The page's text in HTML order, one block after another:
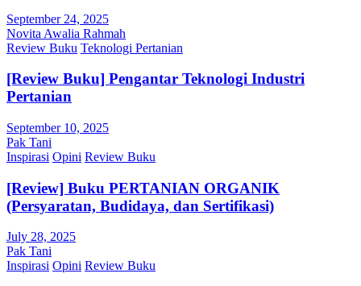
September 24, 2025
Novita Awalia Rahmah
Review Buku Teknologi Pertanian
[Review Buku] Pengantar Teknologi Industri
Pertanian
September 10, 2025
Pak Tani
Inspirasi Opini Review Buku
[Review] Buku PERTANIAN ORGANIK
(Persyaratan, Budidaya, dan Sertifikasi)
July 28, 2025
Pak Tani
Inspirasi Opini Review Buku